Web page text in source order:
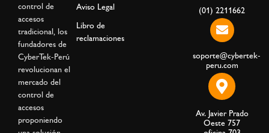
control de
accesos
tradicional, los
fundadores de
CyberTek-Perú
revolucionan el
mercado del
control de
accesos
proponiendo
Aviso Legal
Libro de
reclamaciones
(01) 2211662
soporte@cybertek-
peru.com
Av. Javier Prado
Oeste 757